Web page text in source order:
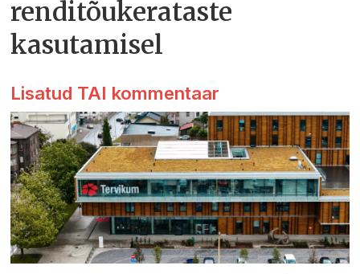
renditõukerataste
kasutamisel
Lisatud TAI kommentaar